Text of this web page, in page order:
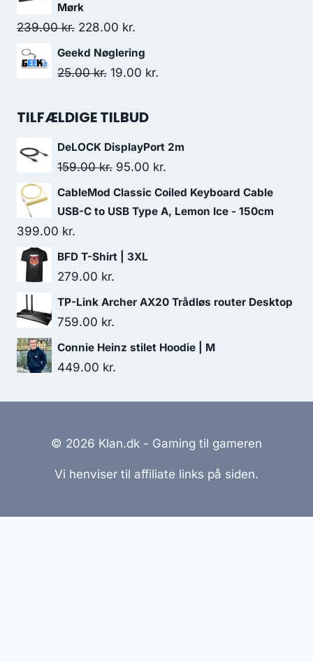
9,649.00 kr..
Mørk
239.00kr. Original
price
was:
228.00 kr.
price
is:
Geekd Nøglering
25.00kr. Original
was:
19.00 kr.
TILFÆLDIGE TILBUD
DeLOCK DisplayPort 2m
159.00kr. Original
price
was:
95.00 kr.
price
is:
CableMod Classic Coiled Keyboard Cable
USB-C to USB Type A, Lemon Ice - 150cm
399.00 kr.
BFD T-Shirt | 3XL
279.00 kr.
TP-Link Archer AX20 Trådløs router Desktop
759.00 kr.
Connie Heinz stilet Hoodie | M
449.00 kr.
© 2026 Klan.dk - Gaming til gameren
Vi henviser til affiliate links på siden.